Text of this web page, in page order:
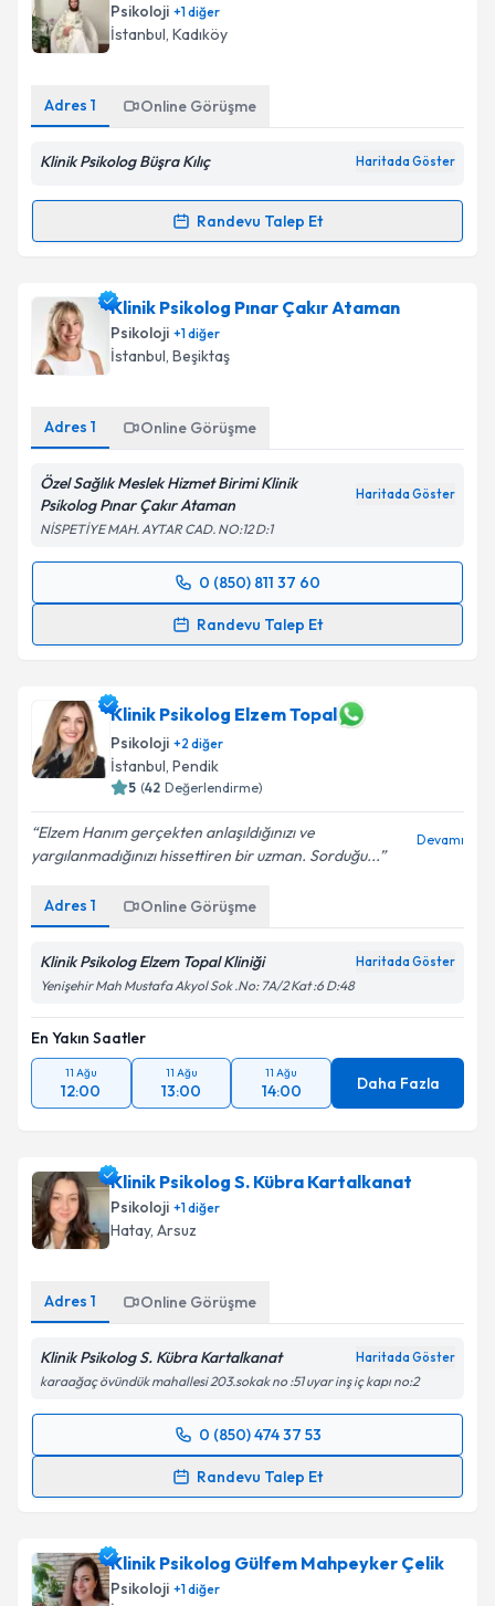
Psikoloji +1diğer
İstanbul, Kadıköy
Adres 1 Online Görüşme
Klinik Psikolog Büşra Kılıç Haritada Göster
Randevu Talep Et
Randevu Takvimi Talebi
Klinik Psikolog Büşra Kılıçiçin randevu takvimi talebi
oluşturun. Size bu uzmandan randevu almanız için bir
takvim hazırlandığında e-posta ile bilgilendireceğiz.
Kişisel verilerimin işlenmesine ilişkin
Aydınlatma
Metni'ni okudum ve kişisel verilerimin belirtilen
Takvim Talebini Gönder
Klinik Psikolog Pınar Çakır Ataman
Psikoloji +1diğer
İstanbul, Beşiktaş
Adres 1 Online Görüşme
Özel Sağlık Meslek Hizmet Birimi Klinik
Psikolog Pınar Çakır Ataman
Haritada Göster
NİSPETİYE MAH. AYTAR CAD. NO:12 D:1
0 (850) 811 37 60
Randevu Talep Et
Randevu Takvimi Talebi
almanız için bir takvim hazırlandığında e-posta ile
bilgilendireceğiz.
E-posta Adresiniz
Metni'ni okudum ve kişisel verilerimin belirtilen
kapsamda işlenmesini kabul ediyorum.
Takvim Talebini Gönder
Klinik Psikolog Elzem Topal
Psikoloji +2 diğer
İstanbul, Pendik
5 (42 Değerlendirme)
Elzem Hanım gerçekten anlaşıldığınızı ve
yargılanmadığınızı hissettiren bir uzman. Sorduğu...
Devamı
Adres 1 Online Görüşme
Klinik Psikolog Elzem Topal Kliniği Haritada Göster
Yenişehir Mah Mustafa Akyol Sok .No: 7A/2 Kat :6 D:48
En Yakın Saatler
11 Ağu
12:00
11 Ağu
13:00
11 Ağu
14:00 Daha Fazla
Klinik Psikolog S. Kübra Kartalkanat
Psikoloji +1diğer
Hatay, Arsuz
Adres 1 Online Görüşme
Klinik Psikolog S. Kübra Kartalkanat Haritada Göster
karaağaç övündük mahallesi 203.sokak no :51 uyar inş iç kapı no:2
0 (850) 474 37 53
Randevu Talep Et
Randevu Takvimi Talebi
almanız için bir takvim hazırlandığında e-posta ile
bilgilendireceğiz.
Klinik Psikolog Gülfem Mahpeyker Çelik
Psikoloji +1diğer